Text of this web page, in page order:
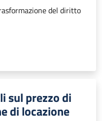
del diritto
sul prezzo di
di locazione